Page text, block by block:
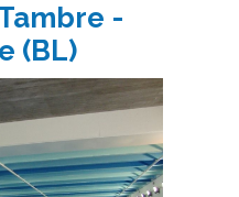
-
(BL)